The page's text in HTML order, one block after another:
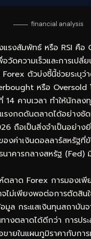
financial analysis
แรงสัมพัทธ์ หรือ RSI คือ
วัดความเร็วและการเปลี่
Forex ตัวบ่งชี้นี้ช่วยระบุ
หรือ Oversold
14 คาบเวลา ทำให้นักลง
งกดดันตลาดได้อย่างชัด
ถือเป็นสิ่งจำเป็นอย่าง
องค่าเงินดอลลาร์สหรัฐที่
าคารกลางสหรัฐ (Fed)
ห์ตลาด Forex การมองเ
ไม่เพียงพอต่อการตัดสินใ
มูล กระแสเงินทุนสถาบันจ
างตลาดได้ดีกว่า การปร
ขายในแผนภูมิราคากับกา